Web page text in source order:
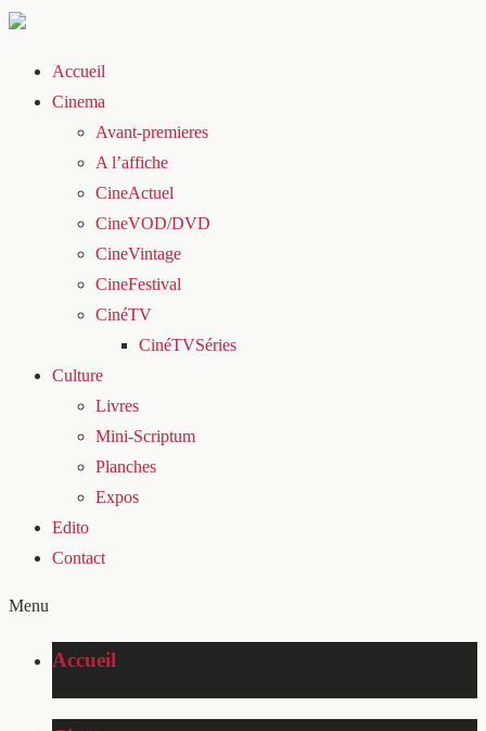
Accueil
Cinema
Avant-premieres
A l’affiche
CineActuel
CineVOD/DVD
CineVintage
CineFestival
CinéTV
CinéTVSéries
Culture
Livres
Mini-Scriptum
Planches
Expos
Edito
Contact
Menu
Accueil